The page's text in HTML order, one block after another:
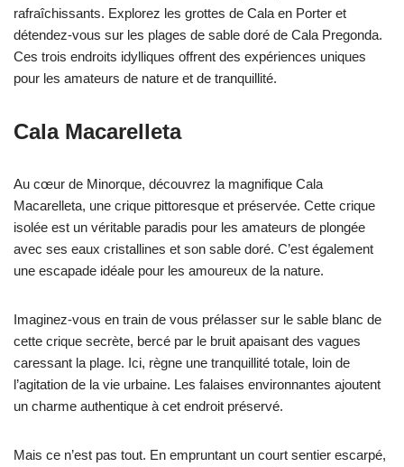
rafraîchissants. Explorez les grottes de Cala en Porter et
détendez-vous sur les plages de sable doré de Cala Pregonda.
Ces trois endroits idylliques offrent des expériences uniques
pour les amateurs de nature et de tranquillité.
Cala Macarelleta
Au cœur de Minorque, découvrez la magnifique Cala
Macarelleta, une crique pittoresque et préservée. Cette crique
isolée est un véritable paradis pour les amateurs de plongée
avec ses eaux cristallines et son sable doré. C’est également
une escapade idéale pour les amoureux de la nature.
Imaginez-vous en train de vous prélasser sur le sable blanc de
cette crique secrète, bercé par le bruit apaisant des vagues
caressant la plage. Ici, règne une tranquillité totale, loin de
l’agitation de la vie urbaine. Les falaises environnantes ajoutent
un charme authentique à cet endroit préservé.
Mais ce n’est pas tout. En empruntant un court sentier escarpé,